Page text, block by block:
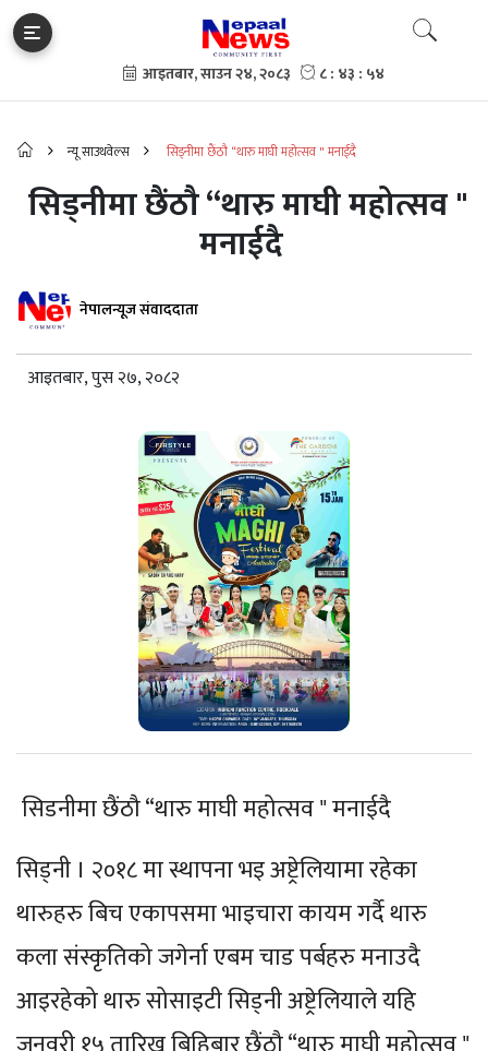
न्यू साउथवेल्स सिड्नीमा छैंठौ “थारु माघी महोत्सव " मनाईदै
सिड्नीमा छैंठौ “थारु माघी महोत्सव "
मनाईदै
नेपालन्यूज संवाददाता
आइतबार, पुस २७, २०८२
सिडनीमा छैंठौ “थारु माघी महोत्सव " मनाईदै
सिड्नी । २०१८ मा स्थापना भइ अष्ट्रेलियामा रहेका
थारुहरु बिच एकापसमा भाइचारा कायम गर्दै थारु
कला संस्कृतिको जगेर्ना एबम चाड पर्बहरु मनाउदै
आइरहेको थारु सोसाइटी सिड्नी अष्ट्रेलियाले यहि